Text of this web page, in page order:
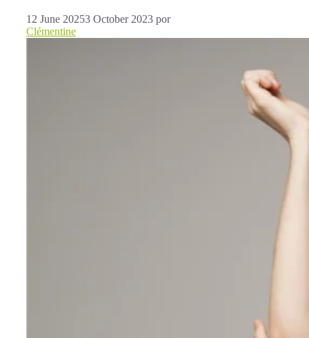
12 June 20253 October 2023 por
Clémentine